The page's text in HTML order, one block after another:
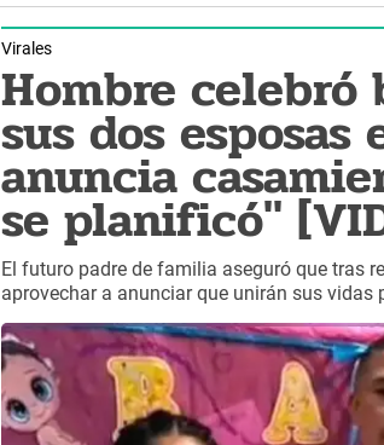
Virales
Hombre celebró
sus dos esposas
anuncia
se planificó"
El futuro padre de familia aseguró que tras
aprovechar a anunciar que unirán sus vidas